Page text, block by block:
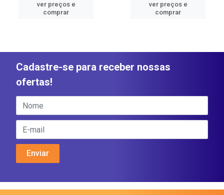
ver preços e
comprar
ver preços e
comprar
Cadastre-se para receber nossas
ofertas!